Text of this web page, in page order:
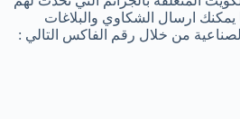
ارسال الشكاوي والبلاغات
من خلال رقم الفاكس التالي :